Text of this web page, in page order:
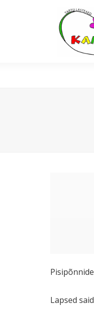
Lapsed